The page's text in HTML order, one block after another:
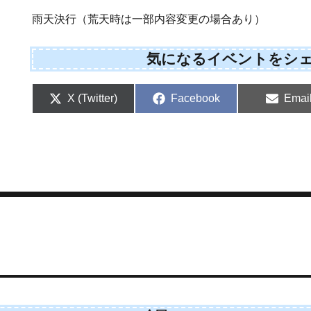
雨天決行（荒天時は一部内容変更の場合あり）
気になるイベントをシ
S
X (Twitter)
S
Facebook
S